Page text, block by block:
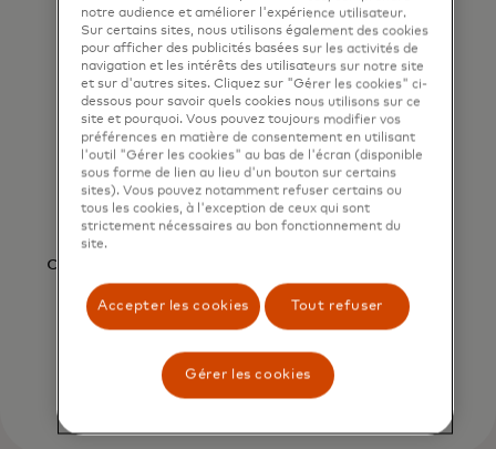
Protection contre la fraude
Avec Mastercard, vous êtes protégé
contre les transactions non autorisées
grâce à la Protection Responsabilité
Zéro1
notre audience et améliorer l'expérience utilisateur.
Sur certains sites, nous utilisons également des cookies
pour afficher des publicités basées sur les activités de
navigation et les intérêts des utilisateurs sur notre site
et sur d'autres sites. Cliquez sur "Gérer les cookies" ci-
dessous pour savoir quels cookies nous utilisons sur ce
site et pourquoi. Vous pouvez toujours modifier vos
préférences en matière de consentement en utilisant
l'outil "Gérer les cookies" au bas de l'écran (disponible
sous forme de lien au lieu d'un bouton sur certains
sites). Vous pouvez notamment refuser certains ou
tous les cookies, à l'exception de ceux qui sont
strictement nécessaires au bon fonctionnement du
site.
Accepter les cookies Tout refuser
Gérer les cookies